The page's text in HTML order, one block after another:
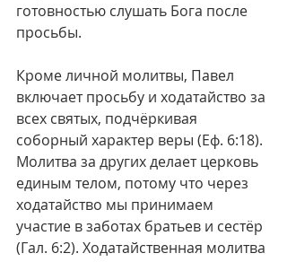
готовностью слушать Бога после
просьбы.
Кроме личной молитвы, Павел
включает просьбу и ходатайство за
всех святых, подчёркивая
соборный характер веры (Еф. 6:18).
Молитва за других делает церковь
единым телом, потому что через
ходатайство мы принимаем
участие в заботах братьев и сестёр
(Гал. 6:2). Ходатайственная молитва